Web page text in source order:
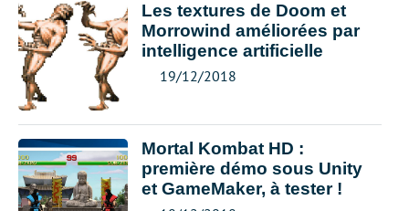
Les textures de Doom et
Morrowind améliorées par
intelligence artificielle
19/12/2018
Mortal Kombat HD :
première démo sous Unity
et GameMaker, à tester !